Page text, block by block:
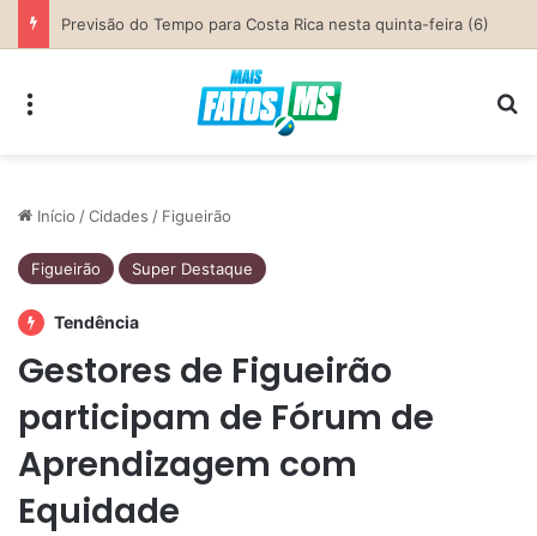
Parceria entre Costa Rica e Alcinópolis entrega ponte de concreto e fortalece infraestrutura na região das lavouras do Engano
Início /Cidades / Figueirão
Figueirão Super Destaque
Tendência
Gestores de Figueirão
participam de Fórum de
Aprendizagem com
Equidade